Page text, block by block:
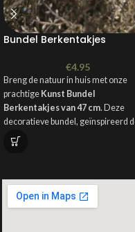
Bundel Berkentakjes
€4.95
Breng de natuur in huis met onze
prachtige Kunst Bundel
Berkentakjes van 47 cm. Deze
decoratieve bundel, geïnspireerd
de elegantie van berkentakken, is
veelzijdige toevoeging aan jouw